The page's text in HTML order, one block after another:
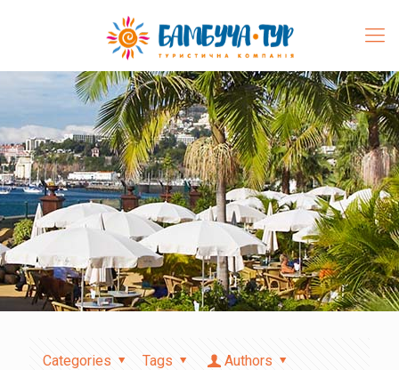
Categories Tags
Authors